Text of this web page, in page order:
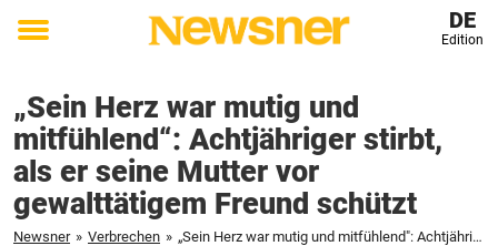
Toggle
DE
Edition
„Sein Herz war mutig und
mitfühlend“: Achtjähriger stirbt,
als er seine Mutter vor
gewalttätigem Freund schützt
Newsner » Verbrechen » „Sein Herz war mutig und mitfühlend": Achtjähriger stirbt, als er seine Mutter vor gewalttätigem Freund schützt